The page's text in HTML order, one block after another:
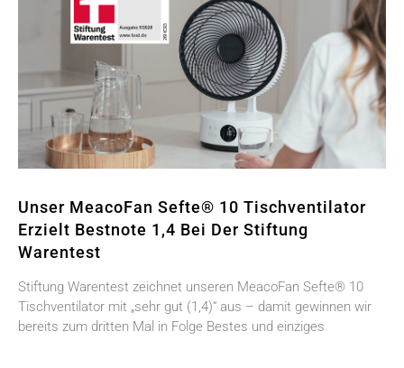
Unser MeacoFan Sefte® 10 Tischventilator
Erzielt Bestnote 1,4 Bei Der Stiftung
Warentest
Stiftung Warentest zeichnet unseren MeacoFan Sefte® 10
Tischventilator mit „sehr gut (1,4)“ aus – damit gewinnen wir
bereits zum dritten Mal in Folge Bestes und einziges